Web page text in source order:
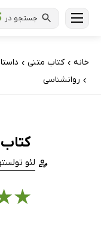
جستجو در
خانه › کتاب‌ متنی ›
› روانشناسی
لئو
★